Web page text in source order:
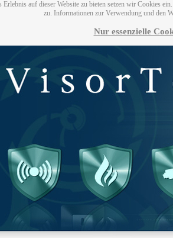
Erlebnis auf dieser Website zu bieten setzen wir Cookies
zu. Informationen zur Verwendung und den
Nur essenzielle